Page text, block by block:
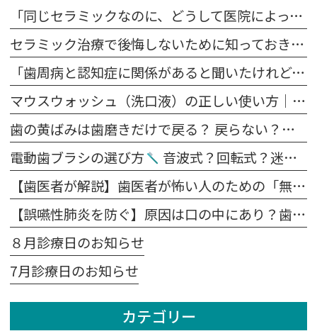
「同じセラミックなのに、どうして医院によって値段が違うの？」
セラミック治療で後悔しないために知っておきたい5つの注意点
「歯周病と認知症に関係があると聞いたけれど、本当？」
マウスウォッシュ（洗口液）の正しい使い方｜歯磨きの前？後？効果を高めるポイント
歯の黄ばみは歯磨きだけで戻る？ 戻らない？原因別に解説します
電動歯ブラシの選び方
音波式？回転式？迷ったらこれを見てください。
【歯医者が解説】歯医者が怖い人のための「無痛治療」の裏側｜麻酔の痛みを抑える4つの工夫
【誤嚥性肺炎を防ぐ】原因は口の中にあり？歯科医が教える予防法
８月診療日のお知らせ
7月診療日のお知らせ
カテゴリー